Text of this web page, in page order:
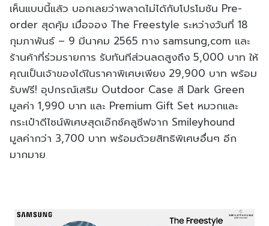
เห็นแบบนี้แล้ว บอกเลยว่าพลาดไม่ได้กับโปรโมชัน Pre-
order สุดคุ้ม เมื่อจอง The Freestyle ระหว่างวันที่ 18
กุมภาพันธ์ – 9 มีนาคม 2565 ทาง samsung,com และ
ร้านค้าที่ร่วมรายการ รับทันทีส่วนลดสูงถึง 5,000 บาท ให้
คุณเป็นเจ้าของได้ในราคาพิเศษเพียง 29,900 บาท พร้อม
รับฟรี! อุปกรณ์เสริม Outdoor Case สี Dark Green
มูลค่า 1,990 บาท และ Premium Gift Set หมวกและ
กระเป๋าดีไซน์พิเศษสุดเอ๊กซ์คลูซีฟจาก Smileyhound
มูลค่ากว่า 3,700 บาท พร้อมด้วยสิทธิพิเศษอื่นๆ อีก
มากมาย